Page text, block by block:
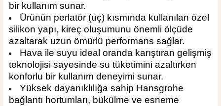
bir kullanım sunar.
Ürünün perlatör (uç) kısmında kullanılan özel
silikon yapı, kireç oluşumunu önemli ölçüde
azaltarak uzun ömürlü performans sağlar.
Hava ile suyu ideal oranda karıştıran gelişmiş
teknolojisi sayesinde su tüketimini azaltırken
konforlu bir kullanım deneyimi sunar.
Yüksek dayanıklılığa sahip Hansgrohe
bağlantı hortumları, bükülme ve esneme